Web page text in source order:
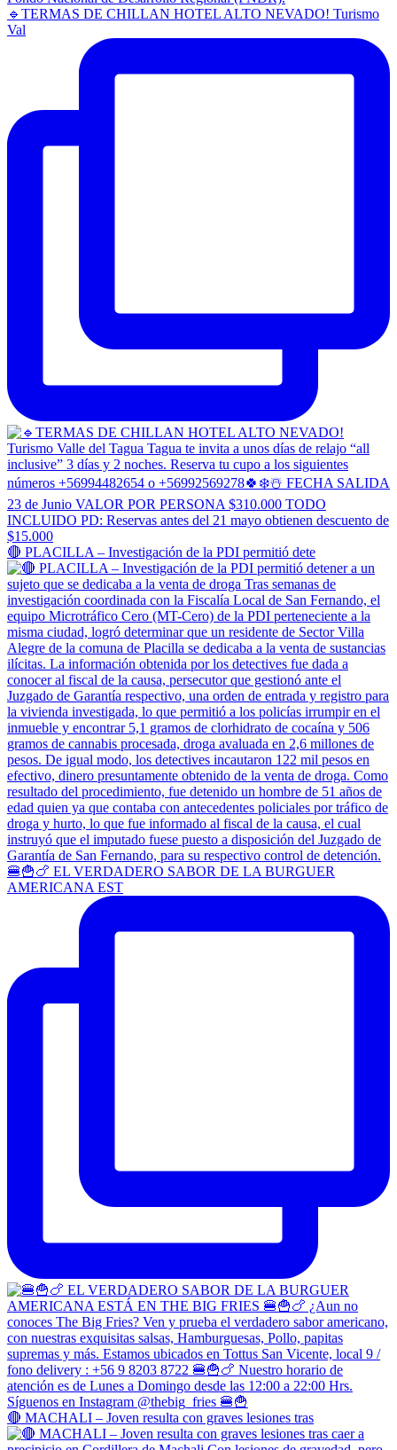
🔹TERMAS DE CHILLAN HOTEL ALTO NEVADO! Turismo
Val
🔴 PLACILLA – Investigación de la PDI permitió dete
🍔🍟🍗 EL VERDADERO SABOR DE LA BURGUER
AMERICANA EST
🔴 MACHALI – Joven resulta con graves lesiones tras